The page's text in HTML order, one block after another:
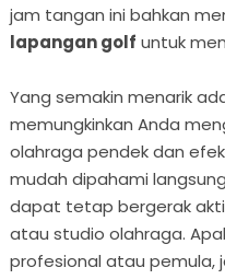
jam tangan ini bahkan
lapangan golf untuk
Yang semakin menarik
memungkinkan Anda
olahraga pendek dan
mudah dipahami
dapat tetap bergerak
atau studio olahraga.
profesional atau pemula,